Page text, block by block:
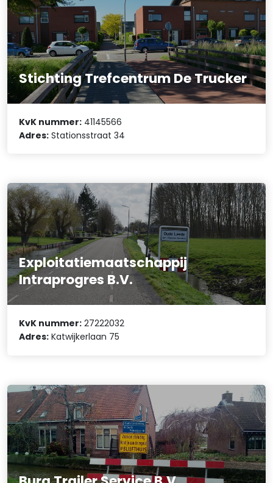
Stichting Trefcentrum De Trucker
KvK nummer: 41145566
Adres: Stationsstraat 34
Exploitatiemaatschappij
Intraprogres B.V.
KvK nummer: 27222032
Adres: Katwijkerlaan 75